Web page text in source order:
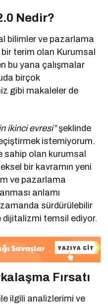
Nedir?
bilimler ve pazarlama
bir terim olan Kurumsal
bu yana çalışmalar
birçok
gibi makaleler de
ikinci evresi”şeklinde
istemiyorum.
sahip olan kurumsal
bir kavramın yeni
ve pazarlama
anlamı
zamanda sürdürülebilir
dijitalizmi temsil ediyor.
Fırsatı
ilgili analizlerimi ve